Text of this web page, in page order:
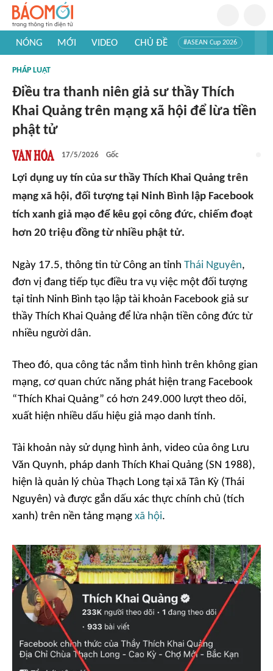
NÓNG MỚI VIDEO CHỦ ĐỀ #ASEAN Cup 2026
#Khám phá thế giới
PHÁP LUẬT
Điều tra thanh niên giả sư thầy Thích
Khai Quảng trên mạng xã hội để lừa tiền
phật tử
17/5/2026 Gốc
Lợi dụng uy tín của sư thầy Thích Khai Quảng trên
mạng xã hội, đối tượng tại Ninh Bình lập Facebook
tích xanh giả mạo để kêu gọi công đức, chiếm đoạt
hơn 20 triệu đồng từ nhiều phật tử.
Ngày 17.5, thông tin từ Công an tỉnh Thái Nguyên,
đơn vị đang tiếp tục điều tra vụ việc một đối tượng
tại tỉnh Ninh Bình tạo lập tài khoản Facebook giả sư
thầy Thích Khai Quảng để lừa nhận tiền công đức từ
nhiều người dân.
Theo đó, qua công tác nắm tình hình trên không gian
mạng, cơ quan chức năng phát hiện trang Facebook
“Thích Khai Quảng” có hơn 249.000 lượt theo dõi,
xuất hiện nhiều dấu hiệu giả mạo danh tính.
Tài khoản này sử dụng hình ảnh, video của ông Lưu
Văn Quynh, pháp danh Thích Khai Quảng (SN 1988),
hiện là quản lý chùa Thạch Long tại xã Tân Kỳ (Thái
Nguyên) và được gắn dấu xác thực chính chủ (tích
xanh) trên nền tảng mạng xã hội.